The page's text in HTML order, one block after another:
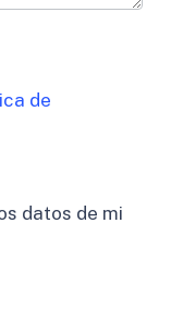
de
datos de mi